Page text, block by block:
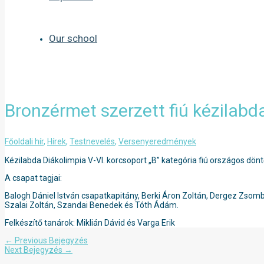
Our school
Bronzérmet szerzett fiú
Főoldali hír, Hírek, Testnevelés, Versenyeredmények
Kézilabda Diákolimpia V-VI. korcsoport „B” kategória fiú országos
A csapat tagjai:
Balogh Dániel István csapatkapitány, Berki Áron Zoltán, Dergez
Szalai Zoltán, Szandai Benedek és Tóth Ádám.
Felkészítő tanárok: Miklián Dávid és Varga Erik
Bejegyzés
navigáció
← Previous Bejegyzés
Next Bejegyzés →